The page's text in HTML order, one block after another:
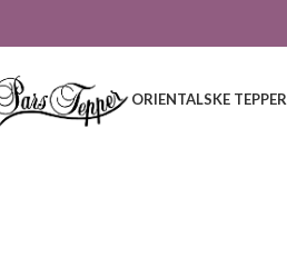
ORIENTALSKE TEPPER